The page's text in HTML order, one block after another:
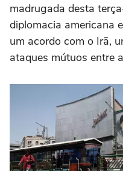
madrugada desta
diplomacia americana
um acordo com o Irã,
ataques mútuos entre